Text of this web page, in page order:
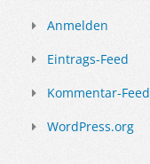
Anmelden
Eintrags-Feed
Kommentar-Feed
WordPress.org